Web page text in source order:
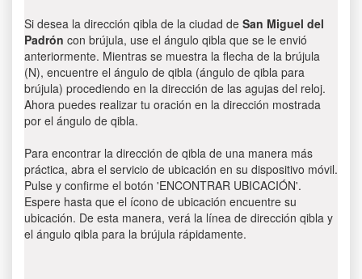
Si desea la dirección qibla de la ciudad de San Miguel del
Padrón con brújula, use el ángulo qibla que se le envió
anteriormente. Mientras se muestra la flecha de la brújula
(N), encuentre el ángulo de qibla (ángulo de qibla para
brújula) procediendo en la dirección de las agujas del reloj.
Ahora puedes realizar tu oración en la dirección mostrada
por el ángulo de qibla.
Para encontrar la dirección de qibla de una manera más
práctica, abra el servicio de ubicación en su dispositivo móvil.
Pulse y confirme el botón 'ENCONTRAR UBICACIÓN'.
Espere hasta que el ícono de ubicación encuentre su
ubicación. De esta manera, verá la línea de dirección qibla y
el ángulo qibla para la brújula rápidamente.